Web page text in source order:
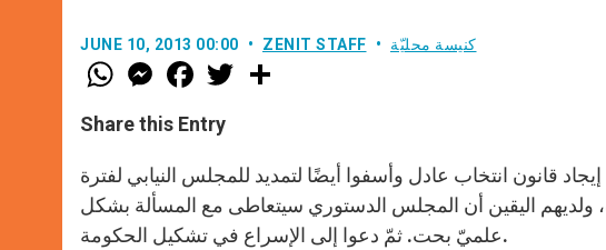
JUNE 10, 2013 00:00 ZENIT STAFF كنيسة محليّة
W
h
t
s
p
p
M
e
s
e
g
e
r
F
a
e
b
o
k
w
r
Share this Entry
قانون انتخاب عادل وأسفوا أيضًا لتمديد للمجلس النيابي لفترة
اليقين أن المجلس الدستوري سيتعاطى مع المسألة بشكل
علميّ بحت. ثمّ دعوا إلى الإسراع في تشكيل الحكومة.